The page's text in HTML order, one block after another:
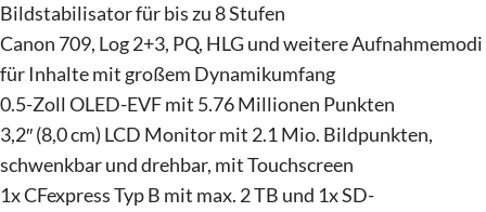
Bildstabilisator für bis zu 8 Stufen
Canon 709, Log 2+3, PQ, HLG und weitere Aufnahmemodi
für Inhalte mit großem Dynamikumfang
0.5-Zoll OLED-EVF mit 5.76 Millionen Punkten
3,2″ (8,0 cm) LCD Monitor mit 2.1 Mio. Bildpunkten,
schwenkbar und drehbar, mit Touchscreen
1x CFexpress Typ B mit max. 2 TB und 1x SD-